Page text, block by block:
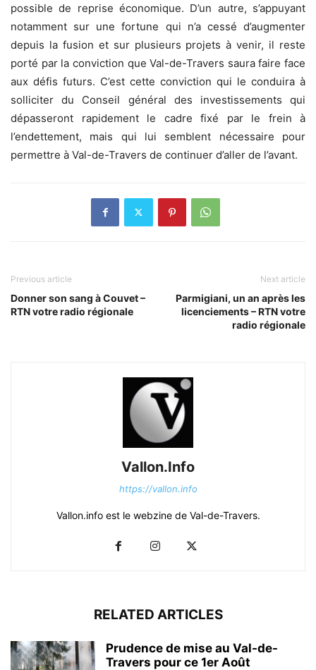
possible de reprise économique. D’un autre, s’appuyant
notamment sur une fortune qui n’a cessé d’augmenter
depuis la fusion et sur plusieurs projets à venir, il reste
porté par la conviction que Val-de-Travers saura faire face
aux défis futurs. C’est cette conviction qui le conduira à
solliciter du Conseil général des investissements qui
dépasseront rapidement le cadre fixé par le frein à
l’endettement, mais qui lui semblent nécessaire pour
permettre à Val-de-Travers de continuer d’aller de l’avant.
Previous article
Donner son sang à Couvet –
RTN votre radio régionale
Next article
Parmigiani, un an après les
licenciements – RTN votre
radio régionale
Vallon.Info
https://vallon.info
Vallon.info est le webzine de Val-de-Travers.
RELATED ARTICLES
Prudence de mise au Val-de-
Travers pour ce 1er Août